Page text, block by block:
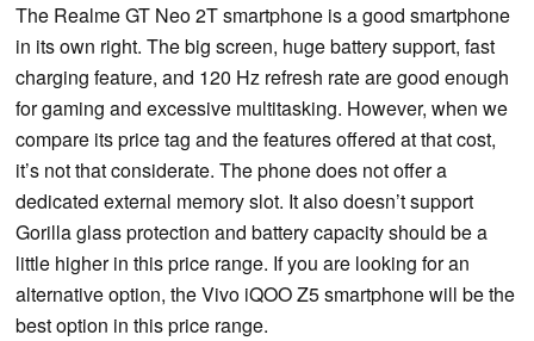
The Realme GT Neo 2T smartphone is a good smartphone
in its own right. The big screen, huge battery support, fast
charging feature, and 120 Hz refresh rate are good enough
for gaming and excessive multitasking. However, when we
compare its price tag and the features offered at that cost,
it’s not that considerate. The phone does not offer a
dedicated external memory slot. It also doesn’t support
Gorilla glass protection and battery capacity should be a
little higher in this price range. If you are looking for an
alternative option, the Vivo iQOO Z5 smartphone will be the
best option in this price range.